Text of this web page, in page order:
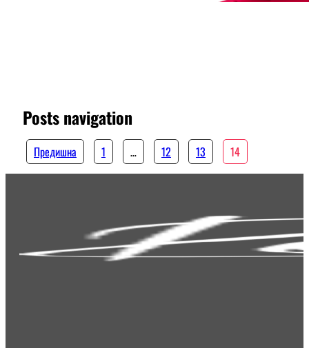
Posts navigation
Предишна 1 … 12 13 14